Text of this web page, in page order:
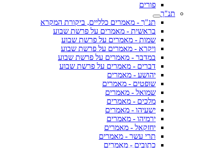
פורים
תנ"ך
תנ"ך - מאמרים כלליים, ביקורת המקרא
בראשית - מאמרים על פרשת שבוע
שמות - מאמרים על פרשת שבוע
ויקרא - מאמרים על פרשת שבוע
במדבר - מאמרים על פרשת שבוע
דברים - מאמרים על פרשת שבוע
יהושע - מאמרים
שופטים - מאמרים
שמואל - מאמרים
מלכים - מאמרים
ישעיהו - מאמרים
ירמיהו - מאמרים
יחזקאל - מאמרים
תרי עשר - מאמרים
כתובים - מאמרים